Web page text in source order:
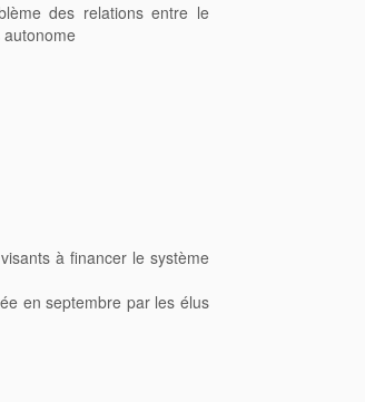
des relations entre le
à financer le système
en septembre par les élus